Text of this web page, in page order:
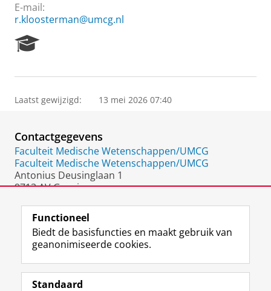
E-mail:
r.kloosterman@umcg.nl
e
r
P
o
r
t
a
Laatst gewijzigd: 13 mei 2026 07:40
Contactgegevens
Faculteit Medische Wetenschappen/UMCG
Faculteit Medische Wetenschappen/UMCG
Antonius Deusinglaan 1
9713 AV Groningen
Volg de RUG
F
a
L
i
R
S
I
n
Y
o
Functioneel
Biedt de basisfuncties en maakt gebruik van
geanonimiseerde cookies.
Standaard